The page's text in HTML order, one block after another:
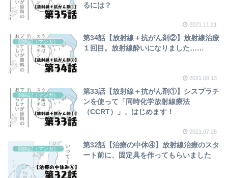
るには？
2021.11.21
闘病記（マンガ）
第34話【放射線＋抗がん剤②】放射線治療
１回目。放射線酔いになりました……
2021.08.13
闘病記（マンガ）
第33話【放射線＋抗がん剤①】シスプラチ
ンを使って「同時化学放射線療法
（CCRT）」、はじめます！
2021.07.25
闘病記（マンガ）
第32話【治療の中休④】放射線治療のスタ
ート前に、固定具を作ってもらいました